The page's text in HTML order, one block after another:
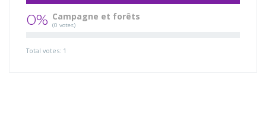
0% Campagne et forêts
(0 votes)
Total votes: 1